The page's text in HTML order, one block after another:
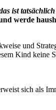
ist
werde
und
Kind keine
sich als